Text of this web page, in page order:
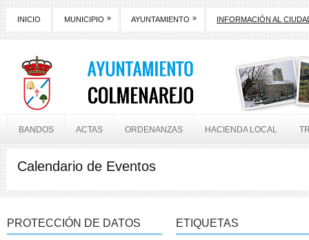
INICIO MUNICIPIO » AYUNTAMIENTO » INFORMACIÓN AL
BANDOS ACTAS ORDENANZAS HACIENDA LOCAL
Calendario de Eventos
PROTECCIÓN DE DATOS ETIQUETAS